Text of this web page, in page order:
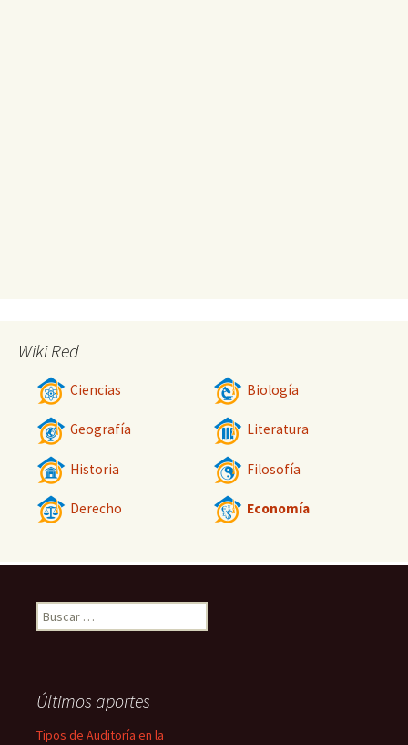
Wiki Red
Ciencias Biología
Geografía Literatura
Historia Filosofía
Derecho Economía
Buscar:
Últimos aportes
Tipos de Auditoría en la